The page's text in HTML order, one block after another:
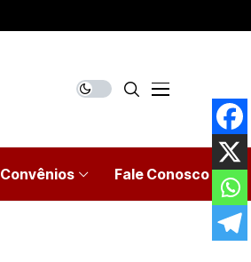
Convênios Fale Conosco